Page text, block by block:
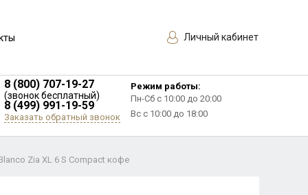
Личный кабинет
8 (800) 707-19-27
(звонок бесплатный)
8 (499) 991-19-59
Заказать обратный звонок
Режим работы:
Пн-Сб с 10:00 до 20:00
Вс с 10:00 до 18:00
Zia XL 6 S Compact кофе